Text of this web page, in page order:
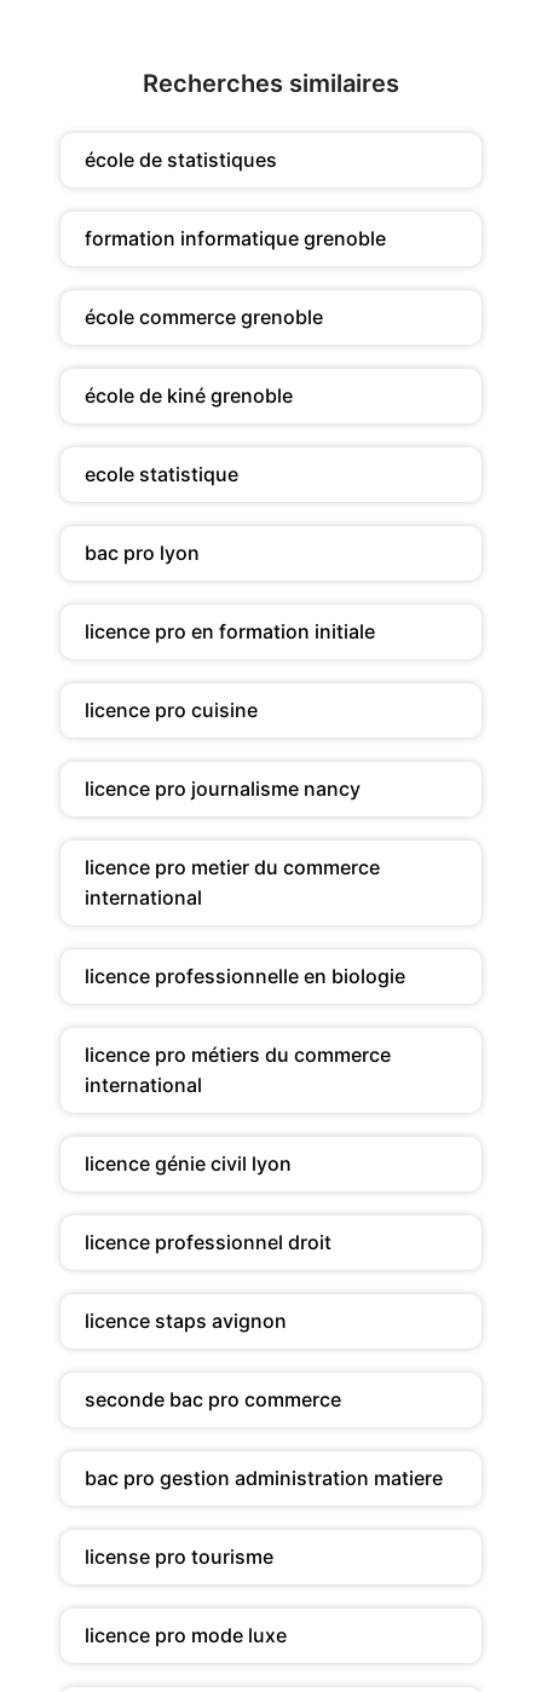
Recherches similaires
école de statistiques
formation informatique grenoble
école commerce grenoble
école de kiné grenoble
ecole statistique
bac pro lyon
licence pro en formation initiale
licence pro cuisine
licence pro journalisme nancy
licence pro metier du commerce
international
licence professionnelle en biologie
licence pro métiers du commerce
international
licence génie civil lyon
licence professionnel droit
licence staps avignon
seconde bac pro commerce
bac pro gestion administration matiere
license pro tourisme
licence pro mode luxe